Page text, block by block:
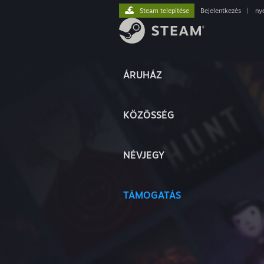
ÁRUHÁZ
KÖZÖSSÉG
NÉVJEGY
TÁMOGATÁS
Steam telepítése Bejelentkezés